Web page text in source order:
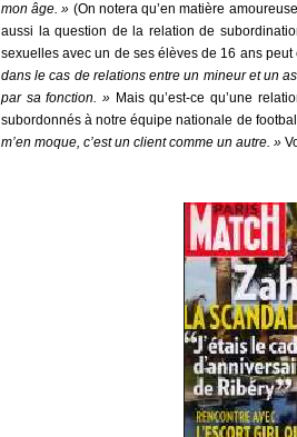
mon âge. » (On notera qu’en matière
aussi la question de la relation de
sexuelles avec un de ses élèves de 16 ans
dans le cas de relations entre un mineur et un
par sa fonction. » Mais qu’est-ce qu’une
subordonnés à notre équipe nationale de
m’en moque, c’est un client comme un autre. »